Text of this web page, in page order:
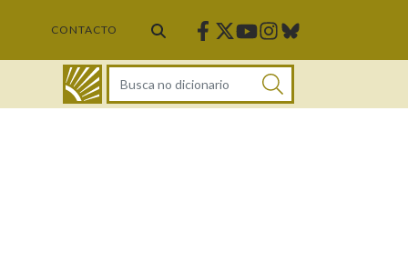
CONTACTO Facebook
Twitter
Youtube
Instagram
Bluesky
DICIONARIO